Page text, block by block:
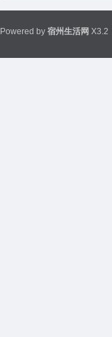
Powered by 宿州生活网 X3.2